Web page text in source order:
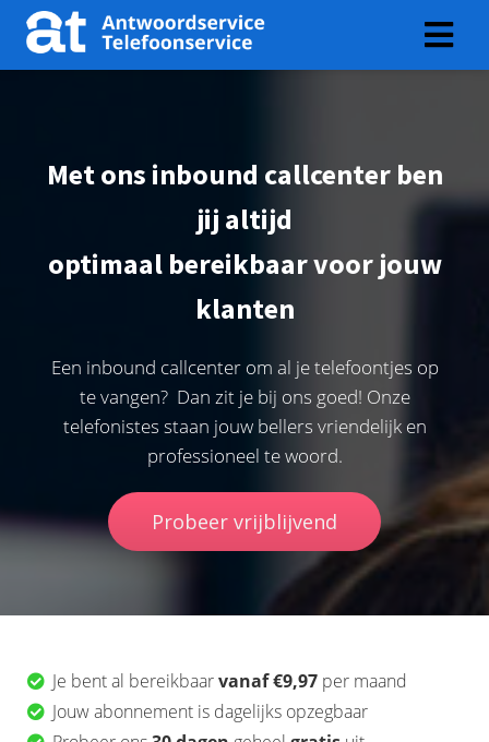
Met ons inbound callcenter ben
jij altijd
optimaal bereikbaar voor jouw
klanten
Een inbound callcenter om al je telefoontjes op
te vangen? Dan zit je bij ons goed! Onze
telefonistes staan jouw bellers vriendelijk en
professioneel te woord.
Probeer vrijblijvend
Je bent al bereikbaarvanaf €9,97 per maand
Jouw abonnement is dagelijks opzegbaar